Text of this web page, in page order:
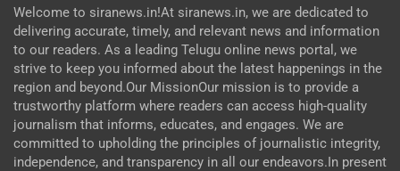
Welcome to siranews.in!At siranews.in, we are dedicated to
delivering accurate, timely, and relevant news and information
to our readers. As a leading Telugu online news portal, we
strive to keep you informed about the latest happenings in the
region and beyond.Our MissionOur mission is to provide a
trustworthy platform where readers can access high-quality
journalism that informs, educates, and engages. We are
committed to upholding the principles of journalistic integrity,
independence, and transparency in all our endeavors.In present